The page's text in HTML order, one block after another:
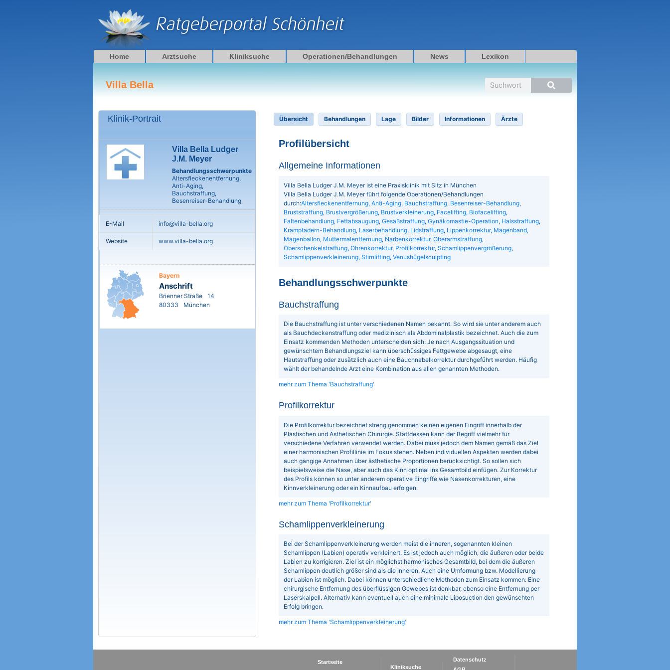
Home Arztsuche Kliniksuche Operationen/Behandlungen News Lexikon
Villa Bella Suche
Klinik-Portrait
Villa Bella Ludger
J.M. Meyer
Behandlungsschwerpunkte
Altersfleckenentfernung,
Anti-Aging,
Bauchstraffung,
Besenreiser-Behandlung
E-Mail info@villa-bella.org
Website www.villa-bella.org
Bayern
Anschrift
Brienner Straße
14
80333
München
Übersicht Behandlungen Lage Bilder Informationen Ärzte
Profilübersicht
Allgemeine Informationen
Villa Bella Ludger J.M. Meyer ist eine Praxisklinik mit Sitz in München
Villa Bella Ludger J.M. Meyer führt folgende Operationen/Behandlungen
durch:Altersfleckenentfernung, Anti-Aging, Bauchstraffung, Besenreiser-Behandlung,
Bruststraffung, Brustvergrößerung, Brustverkleinerung, Facelifting, Biofacelifting,
Faltenbehandlung, Fettabsaugung, Gesäßstraffung, Gynäkomastie-Operation, Halsstraffung,
Krampfadern-Behandlung, Laserbehandlung, Lidstraffung, Lippenkorrektur, Magenband,
Magenballon, Muttermalentfernung, Narbenkorrektur, Oberarmstraffung,
Oberschenkelstraffung, Ohrenkorrektur, Profilkorrektur, Schamlippenvergrößerung,
Schamlippenverkleinerung, Stirnlifting, Venushügelsculpting
Behandlungsschwerpunkte
Bauchstraffung
Die Bauchstraffung ist unter verschiedenen Namen bekannt. So wird sie unter anderem auch
als Bauchdeckenstraffung oder medizinisch als Abdominalplastik bezeichnet. Auch die zum
Einsatz kommenden Methoden unterscheiden sich: Je nach Ausgangssituation und
gewünschtem Behandlungsziel kann überschüssiges Fettgewebe abgesaugt, eine
Hautstraffung oder zusätzlich auch eine Bauchnabelkorrektur durchgeführt werden. Häufig
wählt der behandelnde Arzt eine Kombination aus allen genannten Methoden.
mehr zum Thema 'Bauchstraffung'
Profilkorrektur
Die Profilkorrektur bezeichnet streng genommen keinen eigenen Eingriff innerhalb der
Plastischen und Ästhetischen Chirurgie. Stattdessen kann der Begriff vielmehr für
verschiedene Verfahren verwendet werden. Dabei muss jedoch dem Namen gemäß das Ziel
einer harmonischen Profillinie im Fokus stehen. Neben individuellen Aspekten werden dabei
auch gängige Annahmen über ästhetische Proportionen berücksichtigt. So sollen sich
beispielsweise die Nase, aber auch das Kinn optimal ins Gesamtbild einfügen. Zur Korrektur
des Profils können so unter anderem operative Eingriffe wie Nasenkorrekturen, eine
Kinnverkleinerung oder ein Kinnaufbau erfolgen.
mehr zum Thema 'Profilkorrektur'
Schamlippenverkleinerung
Bei der Schamlippenverkleinerung werden meist die inneren, sogenannten kleinen
Schamlippen (Labien) operativ verkleinert. Es ist jedoch auch möglich, die äußeren oder beide
Labien zu korrigieren. Ziel ist ein möglichst harmonisches Gesamtbild, bei dem die äußeren
Schamlippen deutlich größer sind als die inneren. Auch eine Umformung bzw. Modellierung
der Labien ist möglich. Dabei können unterschiedliche Methoden zum Einsatz kommen: Eine
chirurgische Entfernung des überflüssigen Gewebes ist denkbar, ebenso eine Entfernung per
Laserskalpell. Alternativ kann eventuell auch eine minimale Liposuction den gewünschten
Erfolg bringen.
mehr zum Thema 'Schamlippenverkleinerung'
Startseite
Kliniksuche
Datenschutz